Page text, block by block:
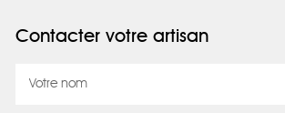
Contacter votre artisan